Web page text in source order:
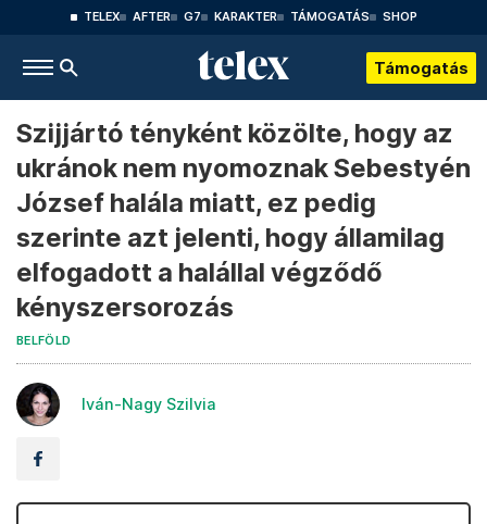
TELEX AFTER G7 KARAKTER TÁMOGATÁS SHOP
Támogatás
Szijjártó tényként közölte, hogy az
ukránok nem nyomoznak Sebestyén
József halála miatt, ez pedig
szerinte azt jelenti, hogy államilag
elfogadott a halállal végződő
kényszersorozás
BELFÖLD
Iván-Nagy Szilvia